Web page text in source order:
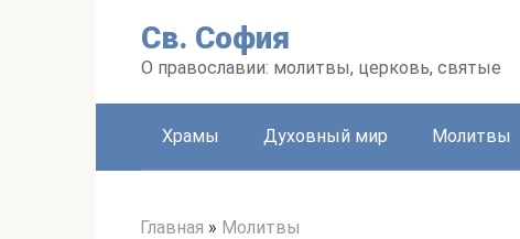
Св. София
О православии: молитвы, церковь, святые
Храмы Духовный мир Молитвы
Главная » Молитвы